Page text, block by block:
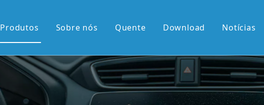
Produtos
13.1'Série OEM
12.3'Série OEM
Sobre nós Quente Download Notícias